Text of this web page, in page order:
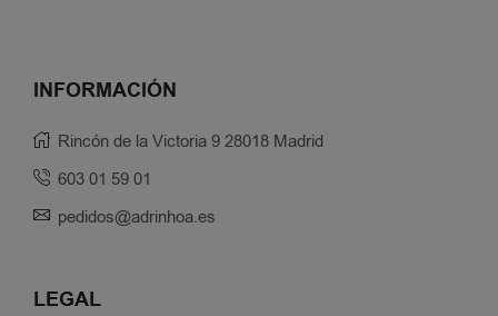
INFORMACIÓN
Rincón de la Victoria 9 28018 Madrid
603 01 59 01
pedidos@adrinhoa.es
LEGAL